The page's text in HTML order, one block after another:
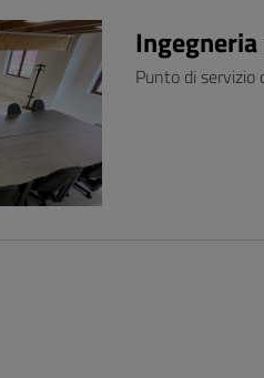
Punto di servizio